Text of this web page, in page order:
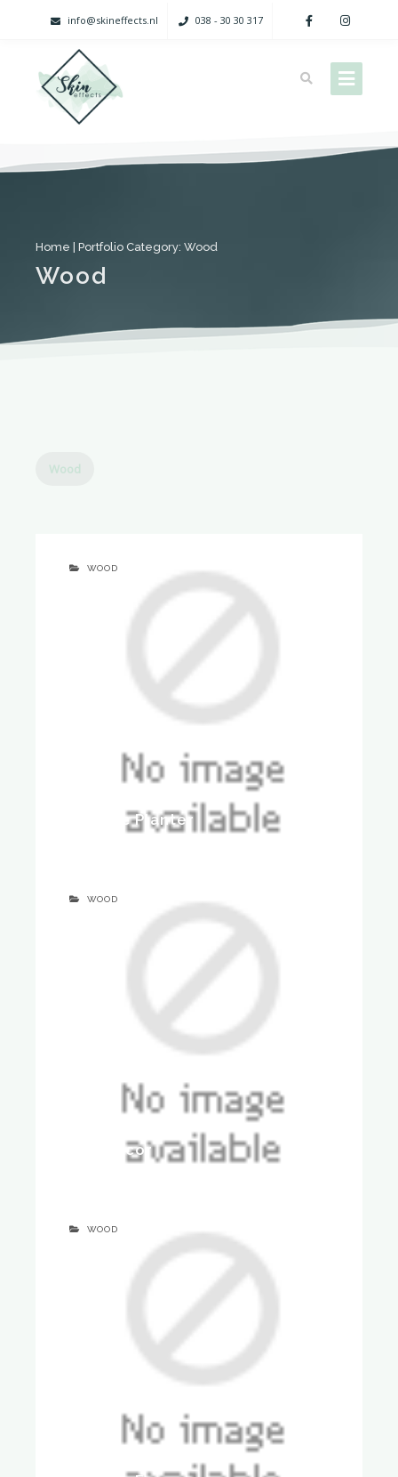
info@skineffects.nl 038 - 30 30 317
Home | Portfolio Category: Wood
Wood
Wood
Ceramic Planter
WOOD
Wall Decor
WOOD
WOOD